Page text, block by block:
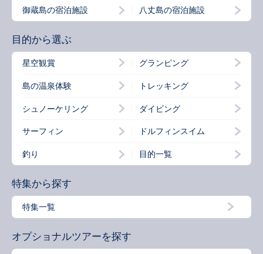
御蔵島の宿泊施設 八丈島の宿泊施設
目的から選ぶ
星空観賞 グランピング
島の温泉体験 トレッキング
シュノーケリング ダイビング
サーフィン ドルフィンスイム
釣り 目的一覧
特集から探す
特集一覧
オプショナルツアーを探す